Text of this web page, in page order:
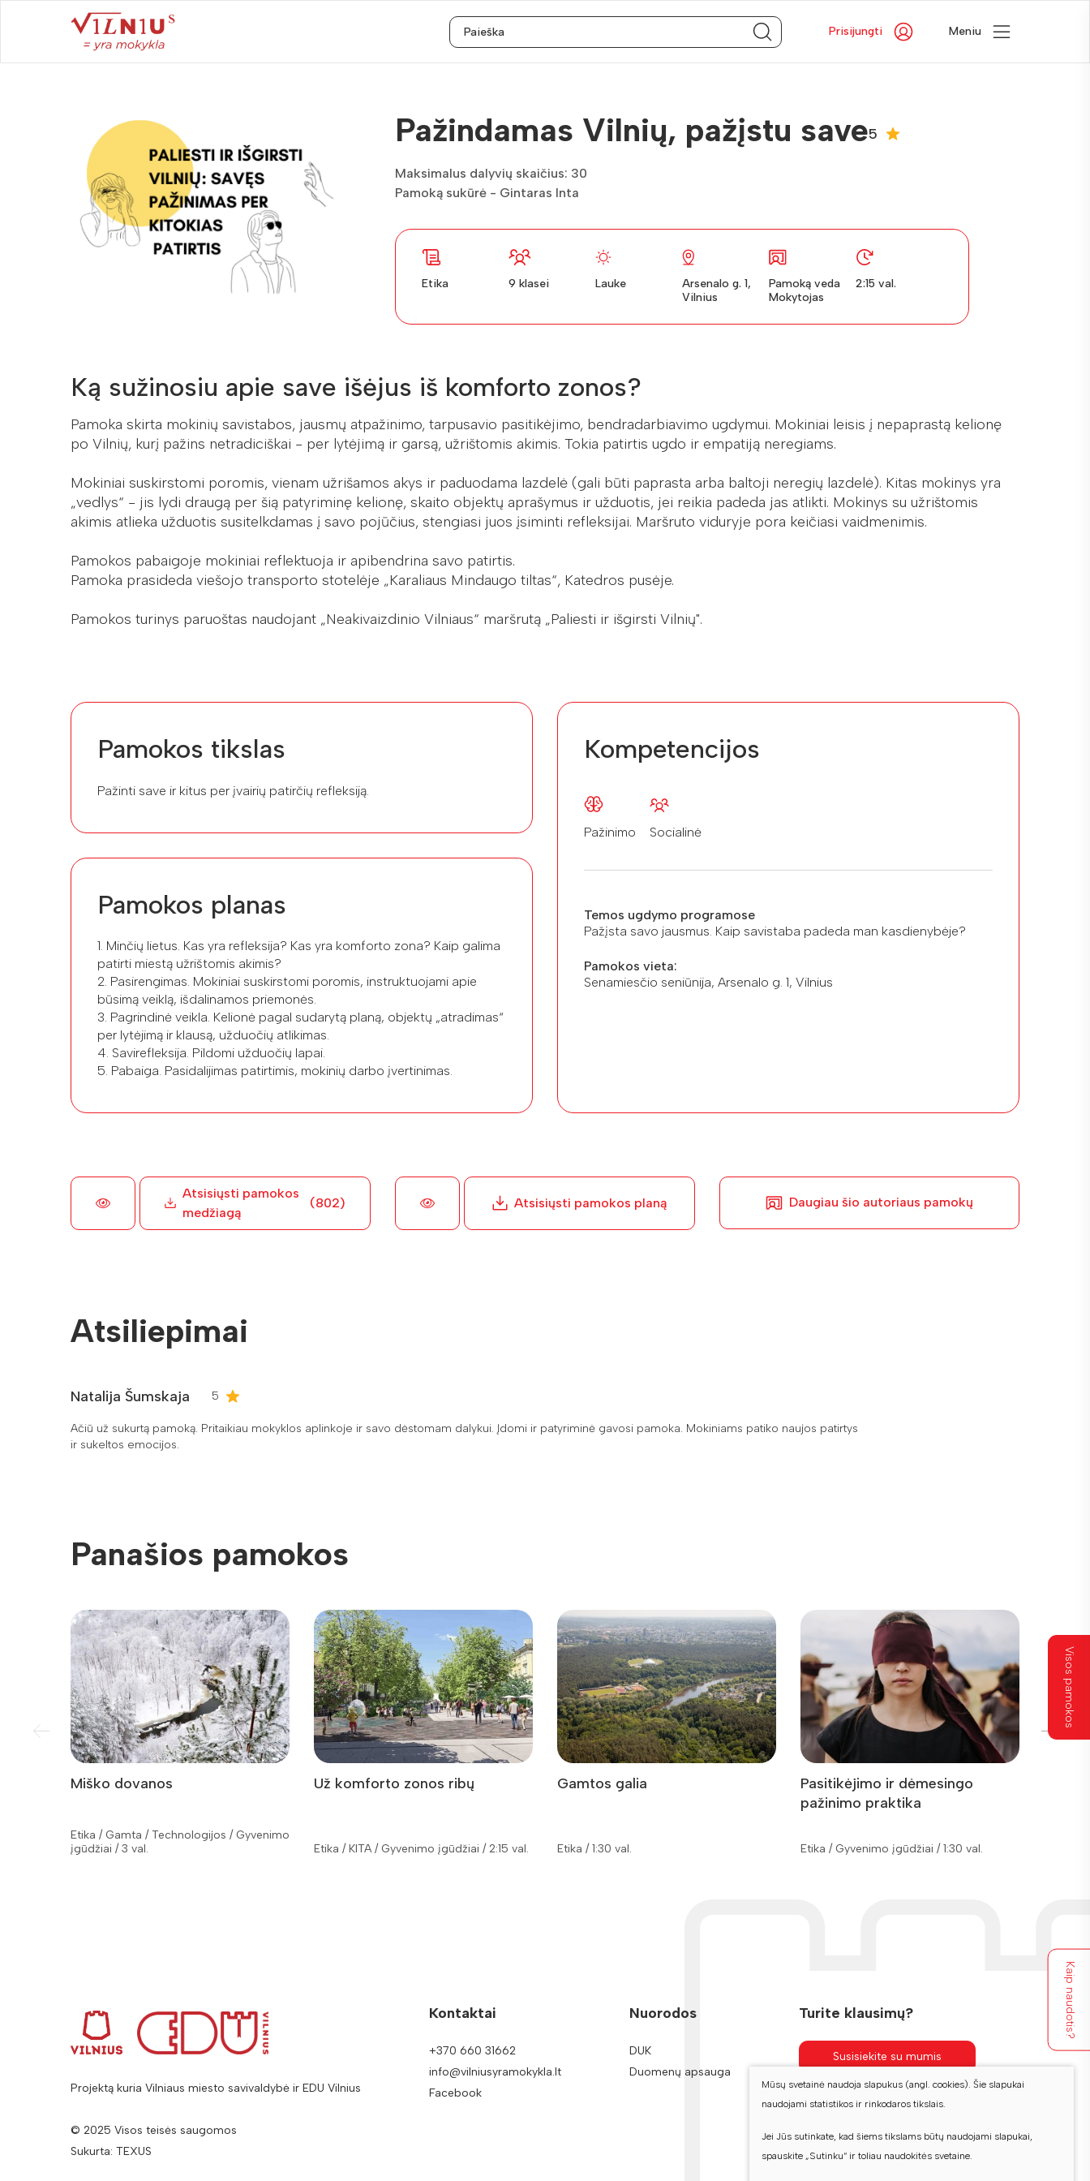
Prisijungti Meniu
Pažindamas Vilnių, pažįstu save5
Maksimalus dalyvių skaičius: 30
Pamoką sukūrė - Gintaras Inta
Etika 9 klasei Lauke
Arsenalo g. 1,
Vilnius
Pamoką veda
Mokytojas
2:15 val.
Ką sužinosiu apie save išėjus iš komforto zonos?
Pamoka skirta mokinių savistabos, jausmų atpažinimo, tarpusavio pasitikėjimo, bendradarbiavimo ugdymui. Mokiniai leisis į nepaprastą kelionę
po Vilnių, kurį pažins netradiciškai - per lytėjimą ir garsą, užrištomis akimis. Tokia patirtis ugdo ir empatiją neregiams.
Mokiniai suskirstomi poromis, vienam užrišamos akys ir paduodama lazdelė (gali būti paprasta arba baltoji neregių lazdelė). Kitas mokinys yra
„vedlys“ - jis lydi draugą per šią patyriminę kelionę, skaito objektų aprašymus ir užduotis, jei reikia padeda jas atlikti. Mokinys su užrištomis
akimis atlieka užduotis susitelkdamas į savo pojūčius, stengiasi juos įsiminti refleksijai. Maršruto viduryje pora keičiasi vaidmenimis.
Pamokos pabaigoje mokiniai reflektuoja ir apibendrina savo patirtis.
Pamoka prasideda viešojo transporto stotelėje „Karaliaus Mindaugo tiltas“, Katedros pusėje.
Pamokos turinys paruoštas naudojant „Neakivaizdinio Vilniaus“ maršrutą „Paliesti ir išgirsti Vilnių".
Pamokos tikslas
Pažinti save ir kitus per įvairių patirčių refleksiją.
Pamokos planas
1. Minčių lietus. Kas yra refleksija? Kas yra komforto zona? Kaip galima
patirti miestą užrištomis akimis?
2. Pasirengimas. Mokiniai suskirstomi poromis, instruktuojami apie
būsimą veiklą, išdalinamos priemonės.
3. Pagrindinė veikla. Kelionė pagal sudarytą planą, objektų „atradimas“
per lytėjimą ir klausą, užduočių atlikimas.
4. Savirefleksija. Pildomi užduočių lapai.
5. Pabaiga. Pasidalijimas patirtimis, mokinių darbo įvertinimas.
Kompetencijos
Pažinimo Socialinė
Temos ugdymo programose
Pažįsta savo jausmus. Kaip savistaba padeda man kasdienybėje?
Pamokos vieta:
Senamiesčio seniūnija, Arsenalo g. 1, Vilnius
Atsisiųsti pamokos
medžiagą
(802) Atsisiųsti pamokos planą Daugiau šio autoriaus pamokų
Atsiliepimai
Natalija Šumskaja 5
Ačiū už sukurtą pamoką. Pritaikiau mokyklos aplinkoje ir savo dėstomam dalykui. Įdomi ir patyriminė gavosi pamoka. Mokiniams patiko naujos patirtys
ir sukeltos emocijos.
Panašios pamokos
Miško dovanos
Etika / Gamta / Technologijos / Gyvenimo
įgūdžiai / 3 val.
Už komforto zonos ribų
Etika / KITA / Gyvenimo įgūdžiai / 2:15 val.
Gamtos galia
Etika / 1:30 val.
Pasitikėjimo ir dėmesingo
pažinimo praktika
Etika / Gyvenimo įgūdžiai / 1:30 val.
Projektą kuria Vilniaus miesto savivaldybė ir EDU Vilnius
© 2025 Visos teisės saugomos
Sukurta: TEXUS
Kontaktai
+370 660 31662
info@vilniusyramokykla.lt
Facebook
Nuorodos
DUK
Duomenų apsauga
Turite klausimų?
Susisiekite su mumis
Visos pamokos
Kaip naudotis?
Mūsų svetainė naudoja slapukus (angl. cookies). Šie slapukai
naudojami statistikos ir rinkodaros tikslais.
Jei Jūs sutinkate, kad šiems tikslams būtų naudojami slapukai,
spauskite „Sutinku“ ir toliau naudokitės svetaine.